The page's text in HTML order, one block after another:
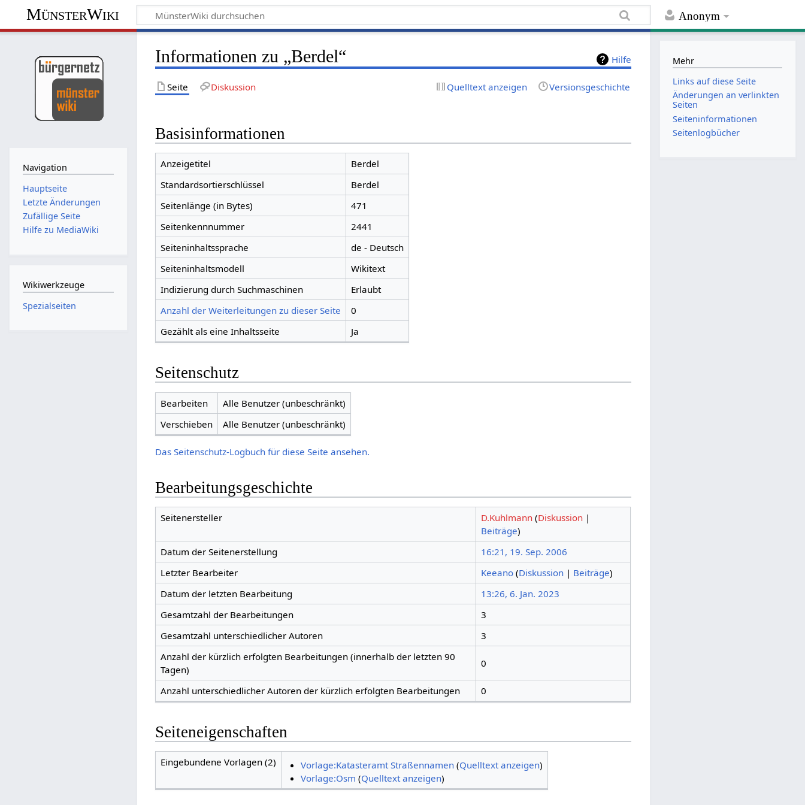
Anonym
MünsterWiki
Hilfe
Informationen zu „Berdel“
Seite Diskussion Quelltext anzeigen Versionsgeschichte
Basisinformationen
Anzeigetitel
Berdel
Standardsortierschlüssel
Berdel
Seitenlänge (in Bytes)
471
Seitenkennnummer
2441
Seiteninhaltssprache
de - Deutsch
Seiteninhaltsmodell
Wikitext
Indizierung durch Suchmaschinen
Erlaubt
Anzahl der Weiterleitungen zu dieser Seite
0
Gezählt als eine Inhaltsseite
Ja
Seitenschutz
Bearbeiten
Alle Benutzer (unbeschränkt)
Verschieben
Alle Benutzer (unbeschränkt)
Das Seitenschutz-Logbuch für diese Seite ansehen.
Bearbeitungsgeschichte
Seitenersteller D.Kuhlmann (Diskussion|
Beiträge)
Datum der Seitenerstellung
16:21, 19. Sep. 2006
Letzter Bearbeiter
Keeano (Diskussion| Beiträge)
Datum der letzten Bearbeitung
13:26, 6. Jan. 2023
Gesamtzahl der Bearbeitungen
3
Gesamtzahl unterschiedlicher Autoren
3
Anzahl der kürzlich erfolgten Bearbeitungen (innerhalb der letzten 90
Tagen)
0
Anzahl unterschiedlicher Autoren der kürzlich erfolgten Bearbeitungen 0
Seiteneigenschaften
Eingebundene Vorlagen (2) Vorlage:Katasteramt Straßennamen (Quelltext anzeigen)
Vorlage:Osm (Quelltext anzeigen)
Navigation
Hauptseite
Letzte Änderungen
Zufällige Seite
Hilfe zu MediaWiki
Wikiwerkzeuge
Spezialseiten
Mehr
Links auf diese Seite
Änderungen an verlinkten
Seiten
Seiten­informationen
Seitenlogbücher